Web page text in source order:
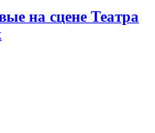
на сцене Театра